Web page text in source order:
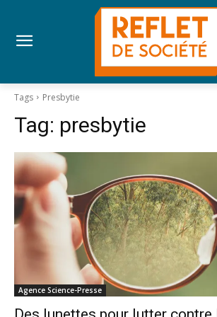
Tags Presbytie
Tag: presbytie
Agence Science-Presse